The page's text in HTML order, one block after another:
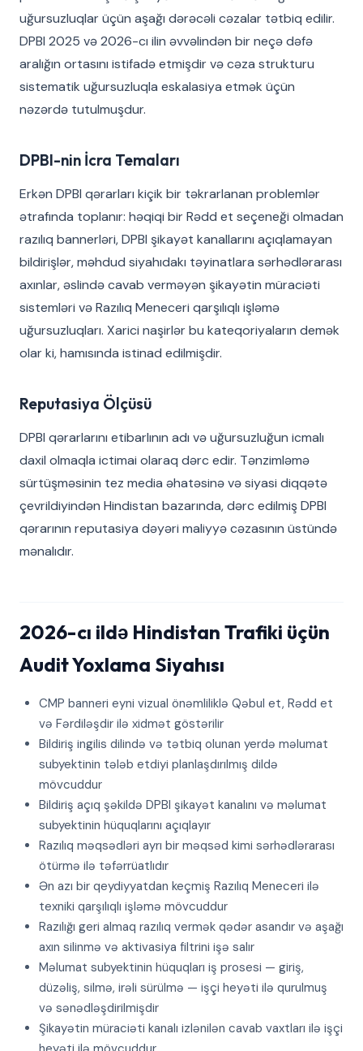
uğursuzluqlar üçün aşağı dərəcəli cəzalar tətbiq edilir.
DPBI 2025 və 2026-cı ilin əvvəlindən bir neçə dəfə
aralığın ortasını istifadə etmişdir və cəza strukturu
sistematik uğursuzluqla eskalasiya etmək üçün
nəzərdə tutulmuşdur.
DPBI-nin İcra Temaları
Erkən DPBI qərarları kiçik bir təkrarlanan problemlər
ətrafında toplanır: həqiqi bir Rədd et seçeneği olmadan
razılıq bannerləri, DPBI şikayət kanallarını açıqlamayan
bildirişlər, məhdud siyahıdakı təyinatlara sərhədlərarası
axınlar, əslində cavab verməyən şikayətin müraciəti
sistemləri və Razılıq Meneceri qarşılıqlı işləmə
uğursuzluqları. Xarici naşirlər bu kateqoriyaların demək
olar ki, hamısında istinad edilmişdir.
Reputasiya Ölçüsü
DPBI qərarlarını etibarlının adı və uğursuzluğun icmalı
daxil olmaqla ictimai olaraq dərc edir. Tənzimləmə
sürtüşməsinin tez media əhatəsinə və siyasi diqqətə
çevrildiyindən Hindistan bazarında, dərc edilmiş DPBI
qərarının reputasiya dəyəri maliyyə cəzasının üstündə
mənalıdır.
2026-cı ildə Hindistan Trafiki üçün
Audit Yoxlama Siyahısı
CMP banneri eyni vizual önəmliliklə Qəbul et, Rədd et
və Fərdiləşdir ilə xidmət göstərilir
Bildiriş ingilis dilində və tətbiq olunan yerdə məlumat
subyektinin tələb etdiyi planlaşdırılmış dildə
mövcuddur
Bildiriş açıq şəkildə DPBI şikayət kanalını və məlumat
subyektinin hüquqlarını açıqlayır
Razılıq məqsədləri ayrı bir məqsəd kimi sərhədlərarası
ötürmə ilə təfərrüatlıdır
Ən azı bir qeydiyyatdan keçmiş Razılıq Meneceri ilə
texniki qarşılıqlı işləmə mövcuddur
Razılığı geri almaq razılıq vermək qədər asandır və aşağı
axın silinmə və aktivasiya filtrini işə salır
Məlumat subyektinin hüquqları iş prosesi — giriş,
düzəliş, silmə, irəli sürülmə — işçi heyəti ilə qurulmuş
və sənədləşdirilmişdir
Şikayətin müraciəti kanalı izlənilən cavab vaxtları ilə işçi